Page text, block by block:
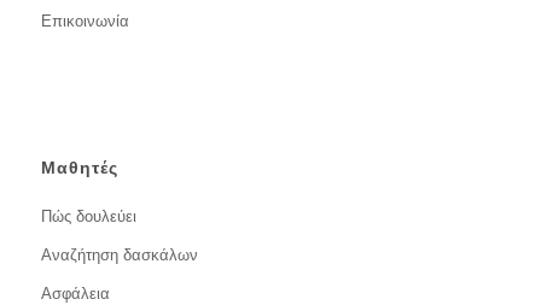
Επικοινωνία
Μαθητές
Πώς δουλεύει
Αναζήτηση δασκάλων
Ασφάλεια